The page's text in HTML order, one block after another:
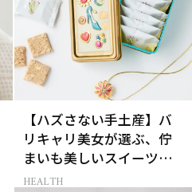
【ハズさない手土産】バ
リキャリ美女が選ぶ、佇
まいも美しいスイーツギ
フト3選
HEALTH